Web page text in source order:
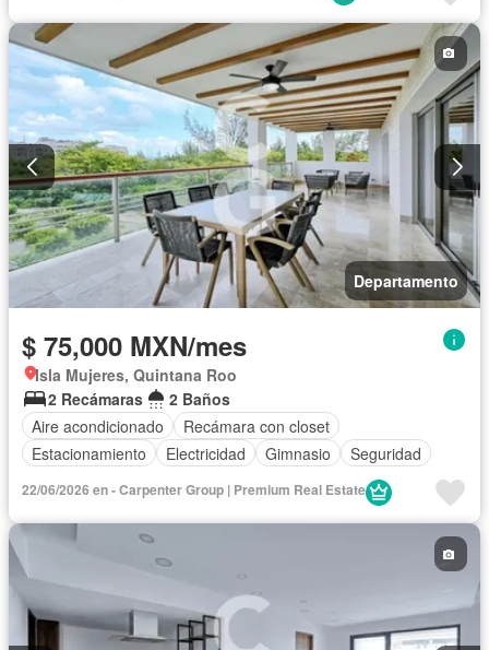
Departamento
$ 75,000 MXN/mes
Isla Mujeres, Quintana Roo
2 Recámaras
2 Baños
Aire acondicionado
Recámara con closet
Estacionamiento
Electricidad Gimnasio Seguridad
22/06/2026 en - Carpenter Group | Premium Real Estate